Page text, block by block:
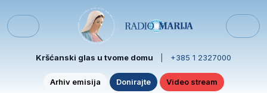
Menu
Kršćanski glas u tvome domu +385 1 2327000
Arhiv emisija Donirajte Video stream